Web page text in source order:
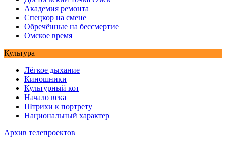
Академия ремонта
Спецкор на смене
Обречённые на бессмертие
Омское время
Культура
Лёгкое дыхание
Киношники
Культурный кот
Начало века
Штрихи к портрету
Национальный характер
Архив телепроектов